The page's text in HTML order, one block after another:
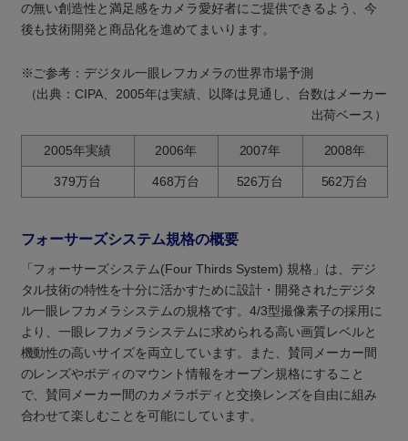
の無い創造性と満足感をカメラ愛好者にご提供できるよう、今
後も技術開発と商品化を進めてまいります。
※ご参考：デジタル一眼レフカメラの世界市場予測
（出典：CIPA、2005年は実績、以降は見通し、台数はメーカー
出荷ベース）
2005年実績 2006年 2007年 2008年
379万台 468万台 526万台 562万台
フォーサーズシステム規格の概要
「フォーサーズシステム(Four Thirds System) 規格」は、デジ
タル技術の特性を十分に活かすために設計・開発されたデジタ
ル一眼レフカメラシステムの規格です。4/3型撮像素子の採用に
より、一眼レフカメラシステムに求められる高い画質レベルと
機動性の高いサイズを両立しています。また、賛同メーカー間
のレンズやボディのマウント情報をオープン規格にすること
で、賛同メーカー間のカメラボディと交換レンズを自由に組み
合わせて楽しむことを可能にしています。